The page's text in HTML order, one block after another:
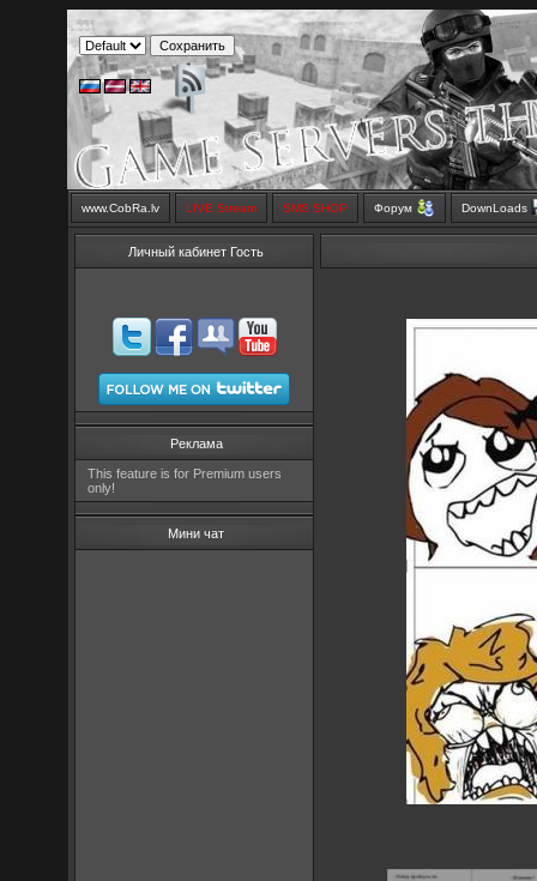
www.CobRa.lv LIVE Stream SMS SHOP Форум DownLoads
Личный кабинет Гость
Реклама
This feature is for Premium users
only!
Мини чат